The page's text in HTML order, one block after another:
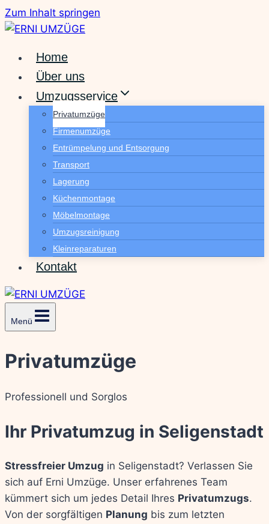
Zum Inhalt springen
Home
Über uns
Umzugsservice
Privatumzüge
Firmenumzüge
Entrümpelung und Entsorgung
Transport
Lagerung
Küchenmontage
Möbelmontage
Umzugsreinigung
Kleinreparaturen
Kontakt
Menü
Privatumzüge
Professionell und Sorglos
Ihr Privatumzug in Seligenstadt
Stressfreier Umzug in Seligenstadt? Verlassen Sie
sich auf Erni Umzüge. Unser erfahrenes Team
kümmert sich um jedes Detail Ihres Privatumzugs.
Von der sorgfältigen Planung bis zum letzten